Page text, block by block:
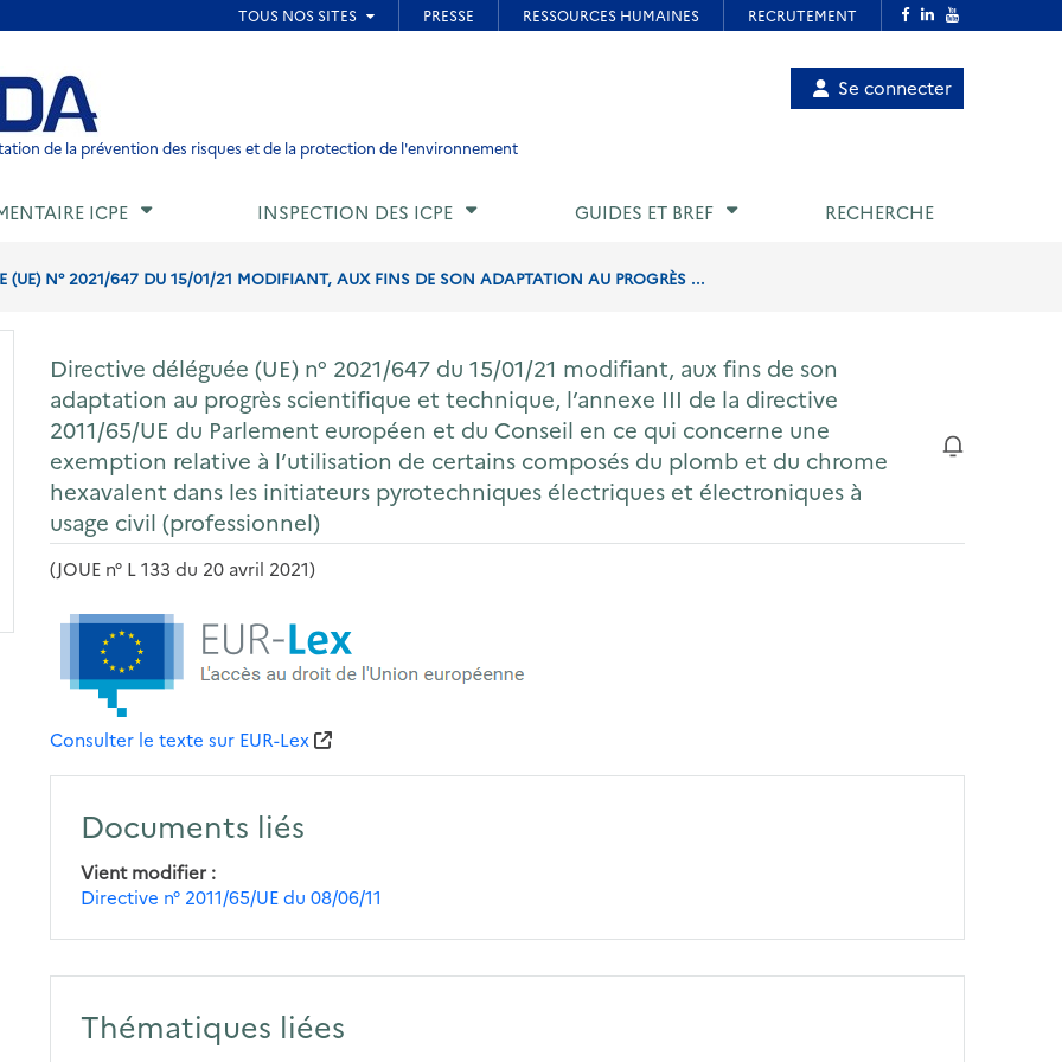
de page
de la prévention des risques et de la protection de l'environnement
Menu
utilisateur
Se connecter
ICPE INSPECTION DES ICPE GUIDES ET BREF RECHERCHE
(UE) N° 2021/647 DU 15/01/21 MODIFIANT, AUX FINS DE SON ADAPTATION AU PROGRÈS ...
Directive déléguée (UE) n° 2021/647 du 15/01/21 modifiant, aux fins de son
adaptation au progrès scientifique et technique, l’annexe III de la directive
2011/65/UE du Parlement européen et du Conseil en ce qui concerne une
exemption relative à l’utilisation de certains composés du plomb et du chrome
hexavalent dans les initiateurs pyrotechniques électriques et électroniques à
usage civil (professionnel)
(JOUE n° L 133 du 20 avril 2021)
Consulter le texte sur EUR-Lex
Documents liés
Vient modifier
Directive n° 2011/65/UE du 08/06/11
Thématiques liées